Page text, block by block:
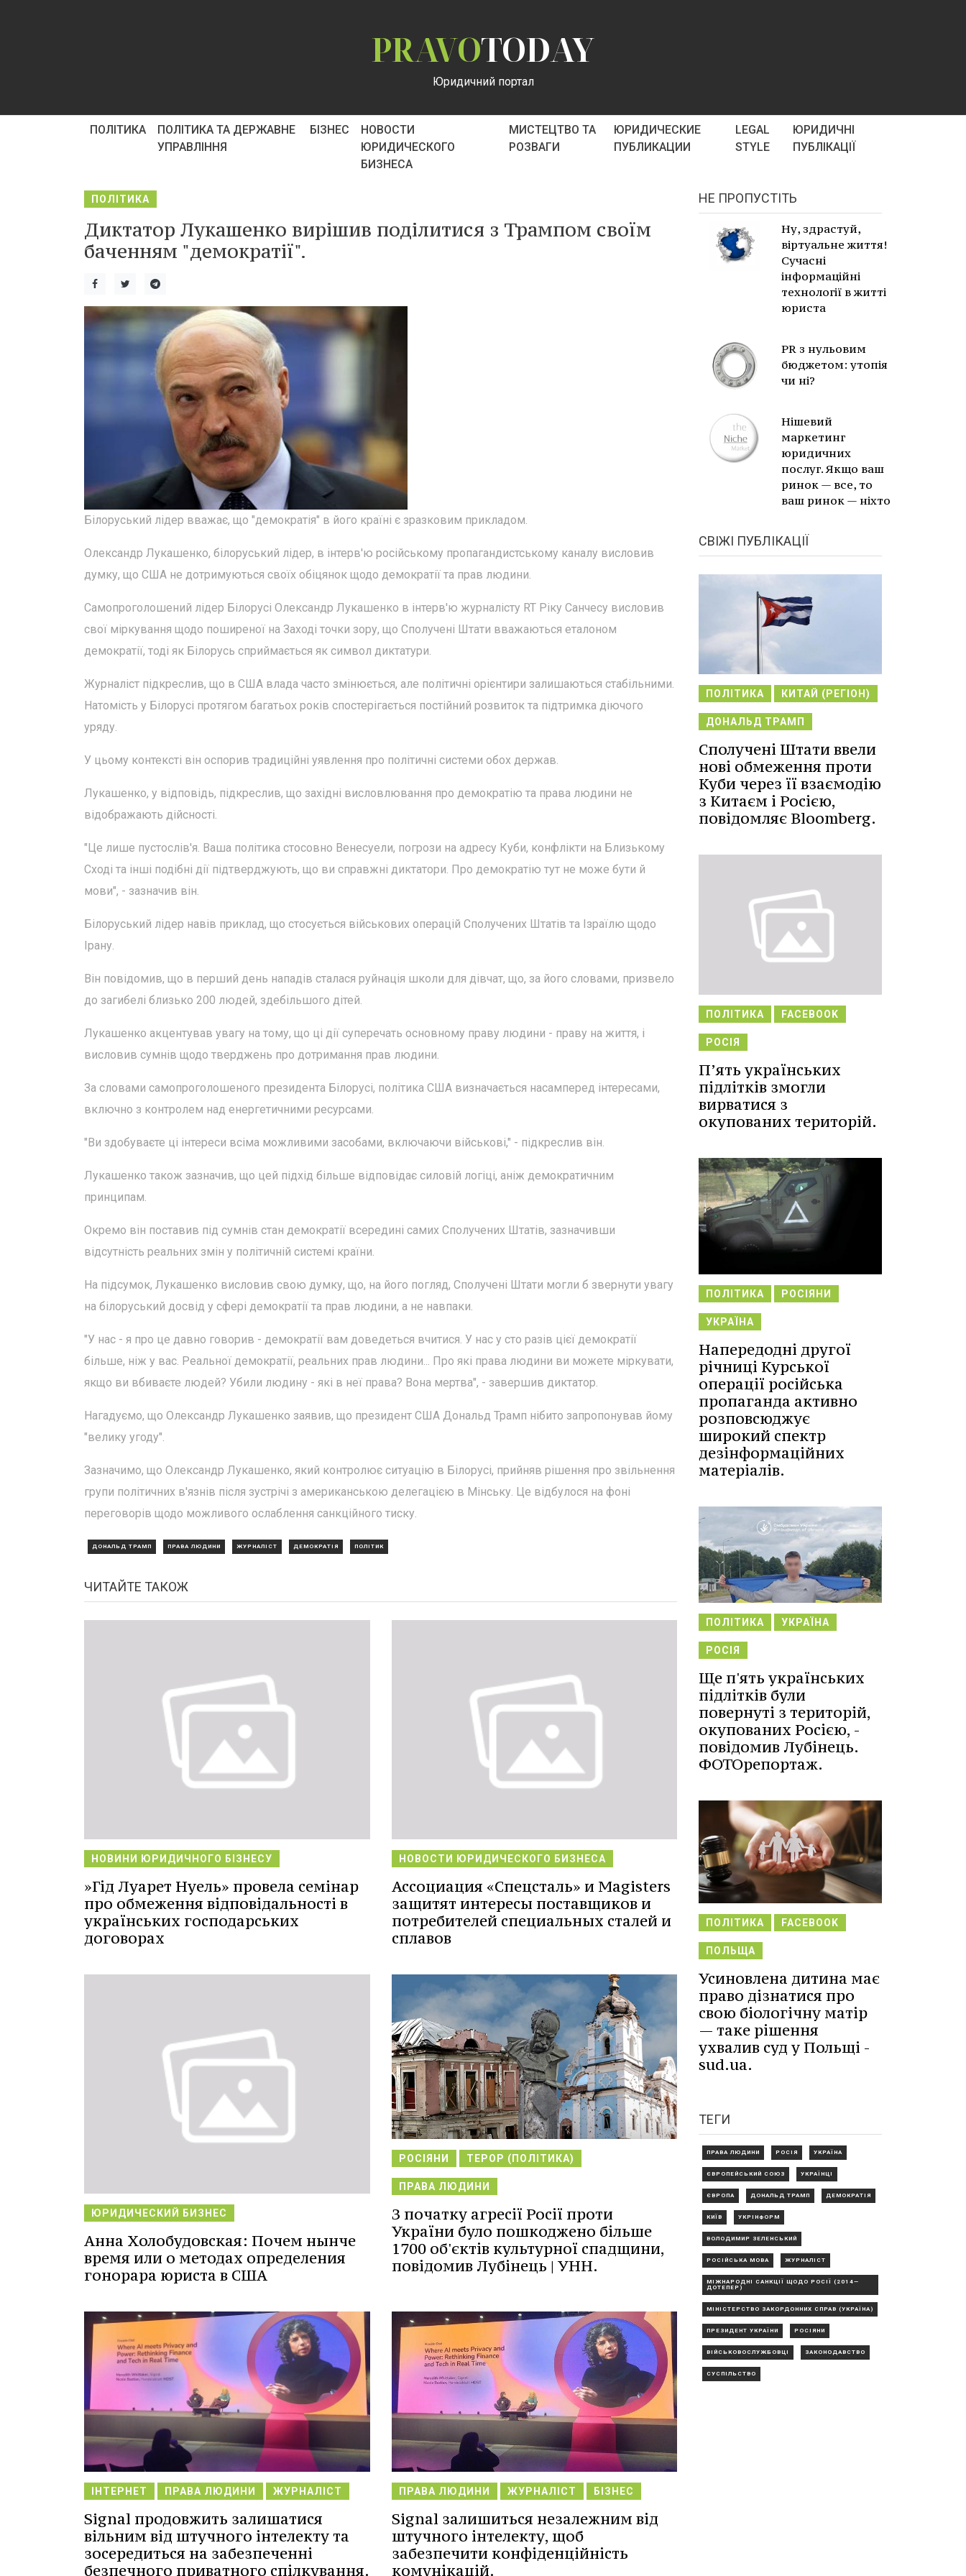
PRAVOTODAY
Юридичний портал
ПОЛІТИКА
ПОЛІТИКА ТА ДЕРЖАВНЕ
УПРАВЛІННЯ
БІЗНЕС
НОВОСТИ
ЮРИДИЧЕСКОГО
БИЗНЕСА
МИСТЕЦТВО ТА
РОЗВАГИ
ЮРИДИЧЕСКИЕ
ПУБЛИКАЦИИ
LEGAL
STYLE
ЮРИДИЧНІ
ПУБЛІКАЦІЇ
ПОЛІТИКА
Диктатор Лукашенко вирішив поділитися з Трампом своїм
баченням "демократії".
Білоруський лідер вважає, що "демократія" в його країні є зразковим прикладом.
Олександр Лукашенко, білоруський лідер, в інтерв'ю російському пропагандистському каналу висловив
думку, що США не дотримуються своїх обіцянок щодо демократії та прав людини.
Самопроголошений лідер Білорусі Олександр Лукашенко в інтерв'ю журналісту RT Ріку Санчесу висловив
свої міркування щодо поширеної на Заході точки зору, що Сполучені Штати вважаються еталоном
демократії, тоді як Білорусь сприймається як символ диктатури.
Журналіст підкреслив, що в США влада часто змінюється, але політичні орієнтири залишаються стабільними.
Натомість у Білорусі протягом багатьох років спостерігається постійний розвиток та підтримка діючого
уряду.
У цьому контексті він оспорив традиційні уявлення про політичні системи обох держав.
Лукашенко, у відповідь, підкреслив, що західні висловлювання про демократію та права людини не
відображають дійсності.
"Це лише пустослів'я. Ваша політика стосовно Венесуели, погрози на адресу Куби, конфлікти на Близькому
Сході та інші подібні дії підтверджують, що ви справжні диктатори. Про демократію тут не може бути й
мови", - зазначив він.
Білоруський лідер навів приклад, що стосується військових операцій Сполучених Штатів та Ізраїлю щодо
Ірану.
Він повідомив, що в перший день нападів сталася руйнація школи для дівчат, що, за його словами, призвело
до загибелі близько 200 людей, здебільшого дітей.
Лукашенко акцентував увагу на тому, що ці дії суперечать основному праву людини - праву на життя, і
висловив сумнів щодо тверджень про дотримання прав людини.
За словами самопроголошеного президента Білорусі, політика США визначається насамперед інтересами,
включно з контролем над енергетичними ресурсами.
"Ви здобуваєте ці інтереси всіма можливими засобами, включаючи військові," - підкреслив він.
Лукашенко також зазначив, що цей підхід більше відповідає силовій логіці, аніж демократичним
принципам.
Окремо він поставив під сумнів стан демократії всередині самих Сполучених Штатів, зазначивши
відсутність реальних змін у політичній системі країни.
На підсумок, Лукашенко висловив свою думку, що, на його погляд, Сполучені Штати могли б звернути увагу
на білоруський досвід у сфері демократії та прав людини, а не навпаки.
"У нас - я про це давно говорив - демократії вам доведеться вчитися. У нас у сто разів цієї демократії
більше, ніж у вас. Реальної демократії, реальних прав людини... Про які права людини ви можете міркувати,
якщо ви вбиваєте людей? Убили людину - які в неї права? Вона мертва", - завершив диктатор.
Нагадуємо, що Олександр Лукашенко заявив, що президент США Дональд Трамп нібито запропонував йому
"велику угоду".
Зазначимо, що Олександр Лукашенко, який контролює ситуацію в Білорусі, прийняв рішення про звільнення
групи політичних в'язнів після зустрічі з американською делегацією в Мінську. Це відбулося на фоні
переговорів щодо можливого ослаблення санкційного тиску.
ДОНАЛЬД ТРАМП ПРАВА ЛЮДИНИ ЖУРНАЛІСТ ДЕМОКРАТІЯ ПОЛІТИК
ЧИТАЙТЕ ТАКОЖ
НОВИНИ ЮРИДИЧНОГО БІЗНЕСУ
»Гід Луарет Нуель» провела семінар
про обмеження відповідальності в
українських господарських
договорах
НОВОСТИ ЮРИДИЧЕСКОГО БИЗНЕСА
Ассоциация «Спецсталь» и Magisters
защитят интересы поставщиков и
потребителей специальных сталей и
сплавов
ЮРИДИЧЕСКИЙ БИЗНЕС
Анна Холобудовская: Почем нынче
время или о методах определения
гонорара юриста в США
РОСІЯНИ ТЕРОР (ПОЛІТИКА)
ПРАВА ЛЮДИНИ
З початку агресії Росії проти
України було пошкоджено більше
1700 об'єктів культурної спадщини,
повідомив Лубінець | УНН.
ІНТЕРНЕТ ПРАВА ЛЮДИНИ ЖУРНАЛІСТ
Signal продовжить залишатися
вільним від штучного інтелекту та
зосередиться на забезпеченні
безпечного приватного спілкування.
ПРАВА ЛЮДИНИ ЖУРНАЛІСТ БІЗНЕС
Signal залишиться незалежним від
штучного інтелекту, щоб
забезпечити конфіденційність
комунікацій.
НЕ ПРОПУСТІТЬ
Ну, здрастуй,
віртуальне життя!
Сучасні
інформаційні
технології в житті
юриста
PR з нульовим
бюджетом: утопія
чи ні?
Нішевий
маркетинг
юридичних
послуг. Якщо ваш
ринок — все, то
ваш ринок — ніхто
СВІЖІ ПУБЛІКАЦІЇ
ПОЛІТИКА КИТАЙ (РЕГІОН)
ДОНАЛЬД ТРАМП
Сполучені Штати ввели
нові обмеження проти
Куби через її взаємодію
з Китаєм і Росією,
повідомляє Bloomberg.
ПОЛІТИКА FACEBOOK
РОСІЯ
П’ять українських
підлітків змогли
вирватися з
окупованих територій.
ПОЛІТИКА РОСІЯНИ
УКРАЇНА
Напередодні другої
річниці Курської
операції російська
пропаганда активно
розповсюджує
широкий спектр
дезінформаційних
матеріалів.
ПОЛІТИКА УКРАЇНА
РОСІЯ
Ще п'ять українських
підлітків були
повернуті з територій,
окупованих Росією, -
повідомив Лубінець.
ФОТОрепортаж.
ПОЛІТИКА FACEBOOK
ПОЛЬЩА
Усиновлена дитина має
право дізнатися про
свою біологічну матір
— таке рішення
ухвалив суд у Польщі -
sud.ua.
ТЕГИ
ПРАВА ЛЮДИНИ РОСІЯ УКРАЇНА
ЄВРОПЕЙСЬКИЙ СОЮЗ УКРАЇНЦІ
ЄВРОПА ДОНАЛЬД ТРАМП ДЕМОКРАТІЯ
КИЇВ УКРІНФОРМ
ВОЛОДИМИР ЗЕЛЕНСЬКИЙ
РОСІЙСЬКА МОВА ЖУРНАЛІСТ
МІЖНАРОДНІ САНКЦІЇ ЩОДО РОСІЇ (2014—
ДОТЕПЕР)
МІНІСТЕРСТВО ЗАКОРДОННИХ СПРАВ (УКРАЇНА)
ПРЕЗИДЕНТ УКРАЇНИ РОСІЯНИ
ВІЙСЬКОВОСЛУЖБОВЦІ ЗАКОНОДАВСТВО
СУСПІЛЬСТВО